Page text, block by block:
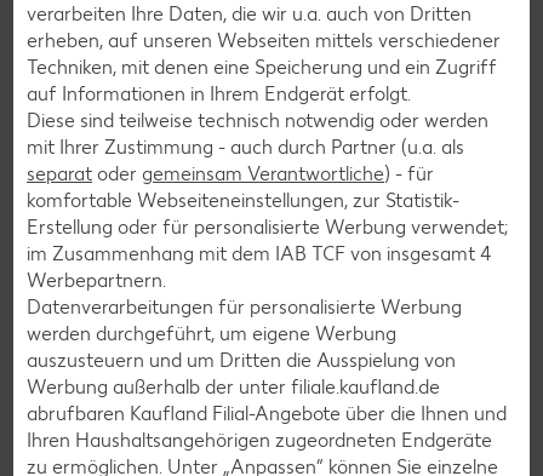
Geflügel-Rezepte
Lamm-Rezepte
Grill-Rezepte
Muffin-Rezepte
Apfelkuchen-Rezepte
Schokokuchen-Rezepte
Torten-Rezepte
Eis-Rezepte
Pfannkuchen-Rezepte
Plätzchen-Rezepte
verarbeiten Ihre Daten, die wir u.a. auch von Dritten
erheben, auf unseren Webseiten mittels verschiedener
Techniken, mit denen eine Speicherung und ein Zugriff
auf Informationen in Ihrem Endgerät erfolgt.
Diese sind teilweise technisch notwendig oder werden
mit Ihrer Zustimmung - auch durch Partner (u.a. als
separat oder gemeinsam Verantwortliche) - für
komfortable Webseiteneinstellungen, zur Statistik-
Erstellung oder für personalisierte Werbung verwendet;
im Zusammenhang mit dem IAB TCF von insgesamt 4
Werbepartnern.
Datenverarbeitungen für personalisierte Werbung
werden durchgeführt, um eigene Werbung
auszusteuern und um Dritten die Ausspielung von
Werbung außerhalb der unter filiale.kaufland.de
abrufbaren Kaufland Filial-Angebote über die Ihnen und
Ihren Haushaltsangehörigen zugeordneten Endgeräte
zu ermöglichen. Unter „Anpassen“ können Sie einzelne